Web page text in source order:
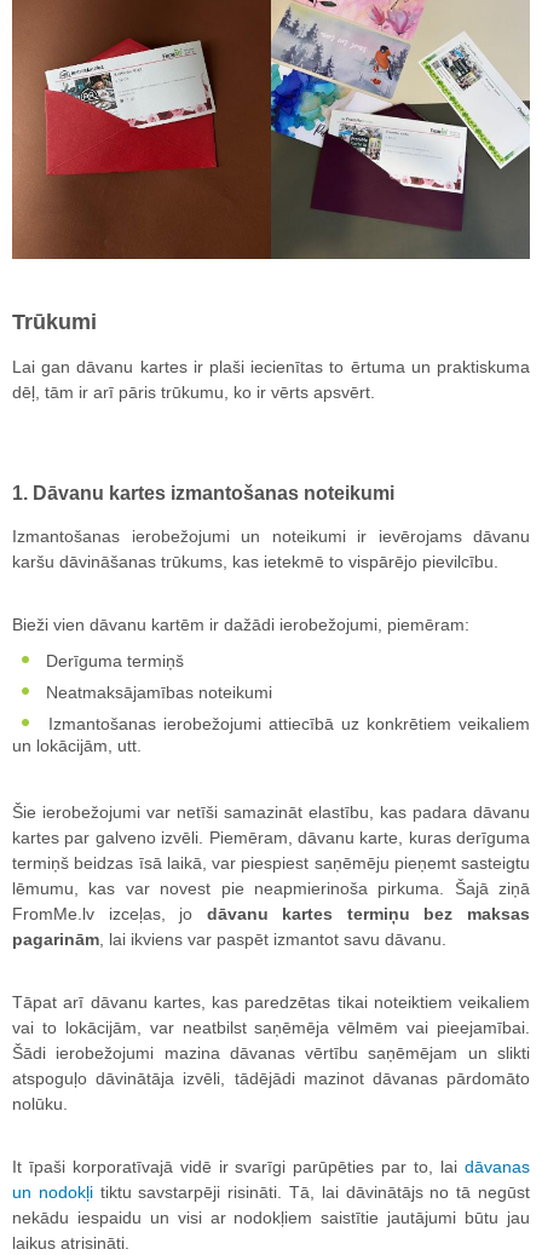
Trūkumi
Lai gan dāvanu kartes ir plaši iecienītas to ērtuma un praktiskuma
dēļ, tām ir arī pāris trūkumu, ko ir vērts apsvērt.
1. Dāvanu kartes izmantošanas noteikumi
Izmantošanas ierobežojumi un noteikumi ir ievērojams dāvanu
karšu dāvināšanas trūkums, kas ietekmē to vispārējo pievilcību.
Bieži vien dāvanu kartēm ir dažādi ierobežojumi, piemēram:
Derīguma termiņš
Neatmaksājamības noteikumi
Izmantošanas ierobežojumi attiecībā uz konkrētiem veikaliem
un lokācijām, utt.
Šie ierobežojumi var netīši samazināt elastību, kas padara dāvanu
kartes par galveno izvēli. Piemēram, dāvanu karte, kuras derīguma
termiņš beidzas īsā laikā, var piespiest saņēmēju pieņemt sasteigtu
lēmumu, kas var novest pie neapmierinoša pirkuma. Šajā ziņā
FromMe.lv izceļas, jo dāvanu kartes termiņu bez maksas
pagarinām , lai ikviens var paspēt izmantot savu dāvanu.
Tāpat arī dāvanu kartes, kas paredzētas tikai noteiktiem veikaliem
vai to lokācijām, var neatbilst saņēmēja vēlmēm vai pieejamībai.
Šādi ierobežojumi mazina dāvanas vērtību saņēmējam un slikti
atspoguļo dāvinātāja izvēli, tādējādi mazinot dāvanas pārdomāto
nolūku.
It īpaši korporatīvajā vidē ir svarīgi parūpēties par to, lai dāvanas
un nodokļitiktu savstarpēji risināti. Tā, lai dāvinātājs no tā negūst
nekādu iespaidu un visi ar nodokļiem saistītie jautājumi būtu jau
laikus atrisināti.